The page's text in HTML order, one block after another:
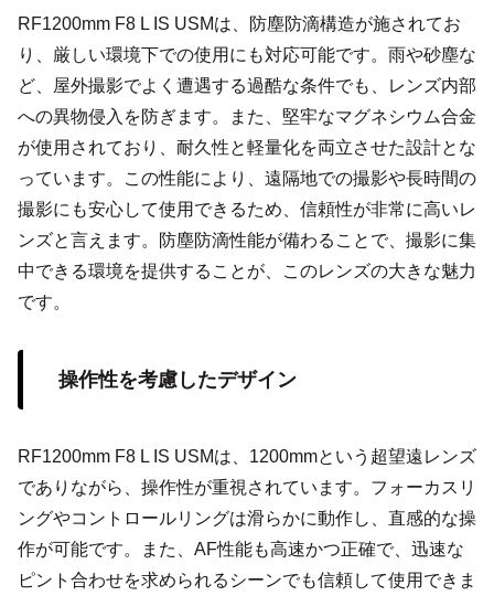
RF1200mm F8 L IS USMは、防塵防滴構造が施されてお
り、厳しい環境下での使用にも対応可能です。雨や砂塵な
ど、屋外撮影でよく遭遇する過酷な条件でも、レンズ内部
への異物侵入を防ぎます。また、堅牢なマグネシウム合金
が使用されており、耐久性と軽量化を両立させた設計とな
っています。この性能により、遠隔地での撮影や長時間の
撮影にも安心して使用できるため、信頼性が非常に高いレ
ンズと言えます。防塵防滴性能が備わることで、撮影に集
中できる環境を提供することが、このレンズの大きな魅力
です。
操作性を考慮したデザイン
RF1200mm F8 L IS USMは、1200mmという超望遠レンズ
でありながら、操作性が重視されています。フォーカスリ
ングやコントロールリングは滑らかに動作し、直感的な操
作が可能です。また、AF性能も高速かつ正確で、迅速な
ピント合わせを求められるシーンでも信頼して使用できま